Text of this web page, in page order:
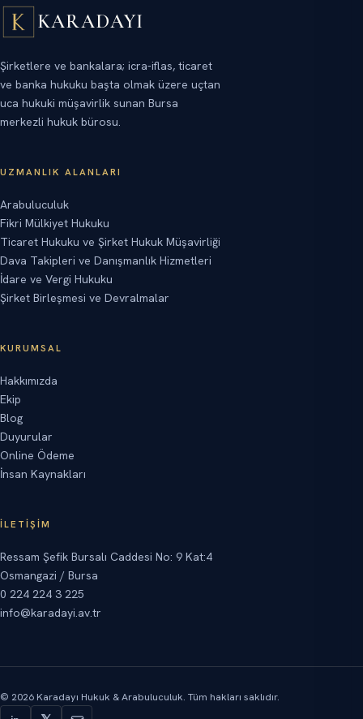
KARADAYI
Şirketlere ve bankalara; icra-iflas, ticaret
ve banka hukuku başta olmak üzere uçtan
uca hukuki müşavirlik sunan Bursa
merkezli hukuk bürosu.
UZMANLIK ALANLARI
Arabuluculuk
Fikri Mülkiyet Hukuku
Ticaret Hukuku ve Şirket Hukuk Müşavirliği
Dava Takipleri ve Danışmanlık Hizmetleri
İdare ve Vergi Hukuku
Şirket Birleşmesi ve Devralmalar
KURUMSAL
Hakkımızda
Ekip
Blog
Duyurular
Online Ödeme
İnsan Kaynakları
İLETIŞIM
Ressam Şefik Bursalı Caddesi No: 9 Kat:4
Osmangazi / Bursa
0 224 224 3 225
info@karadayi.av.tr
© 2026 Karadayı Hukuk & Arabuluculuk. Tüm hakları saklıdır.